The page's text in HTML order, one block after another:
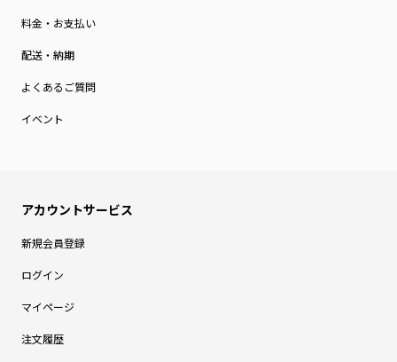
料金・お支払い
配送・納期
よくあるご質問
イベント
新規会員登録
ログイン
マイページ
注文履歴